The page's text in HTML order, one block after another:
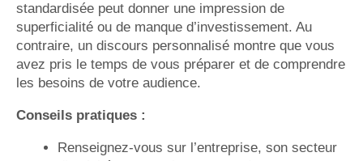
standardisée peut donner une impression de
superficialité ou de manque d’investissement. Au
contraire, un discours personnalisé montre que vous
avez pris le temps de vous préparer et de comprendre
les besoins de votre audience.
Conseils pratiques :
Renseignez-vous sur l’entreprise, son secteur